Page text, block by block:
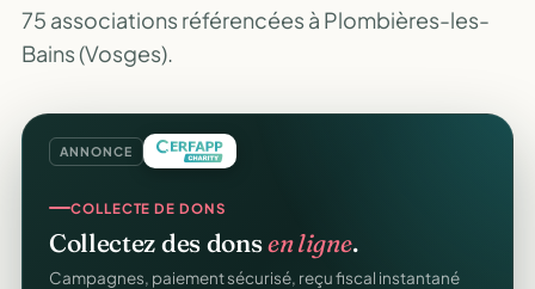
75 associations référencées à Plombières-les-
Bains (Vosges).
ANNONCE
COLLECTE DE DONS
Collectez des donsen ligne.
Campagnes, paiement sécurisé, reçu fiscal instantané